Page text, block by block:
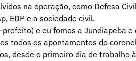
na operação, como Defesa
EDP e a sociedade civil.
prefeito) e eu fomos a Jundiapeba
todos os apontamentos do
desde o primeiro dia de